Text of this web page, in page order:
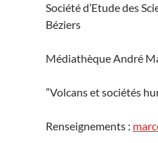
Société d’Etude des
Béziers
Médiathèque André
”Volcans et sociétés
Renseignements :